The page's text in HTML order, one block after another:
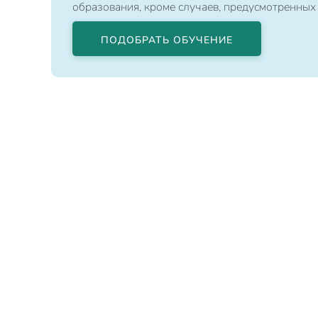
образования, кроме случаев,
ПОДОБРАТЬ ОБУЧЕНИЕ